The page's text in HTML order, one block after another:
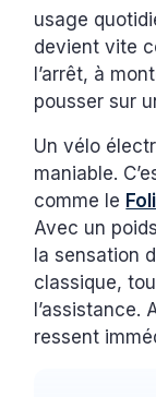
usage
devient vite
l’arrêt, à
pousser sur
Un vélo
maniable.
comme le
Avec un
la sensation
classique,
ressent